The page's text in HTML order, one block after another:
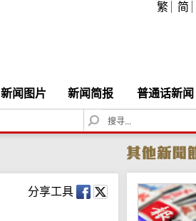
繁 简
新闻图片 新闻简报 普通话新闻
S
e
c
h
分享工具